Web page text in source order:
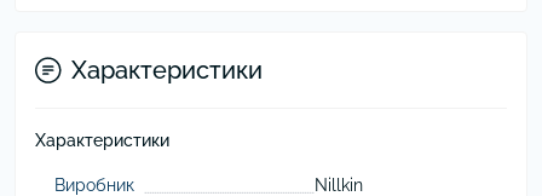
Характеристики
Характеристики
Виробник Nillkin